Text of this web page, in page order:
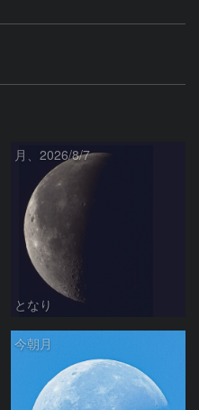
月、2026/8/7
となり
今朝月